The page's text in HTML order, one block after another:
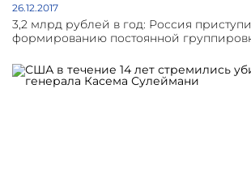
26.12.2017
3,2 млрд рублей в год: Россия
формированию постоянной